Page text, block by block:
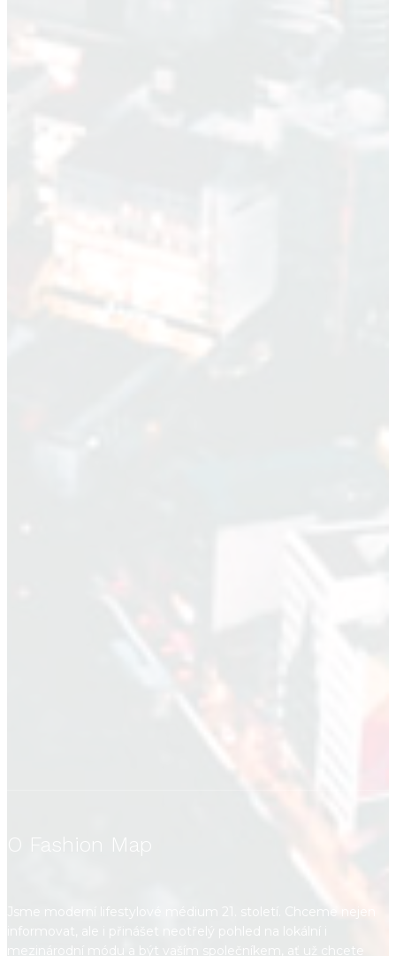
O Fashion Map
Jsme moderní lifestylové médium 21. století. Chceme nejen
informovat, ale i přinášet neotřelý pohled na lokální i
mezinárodní módu a být vaším společníkem, ať už chcete